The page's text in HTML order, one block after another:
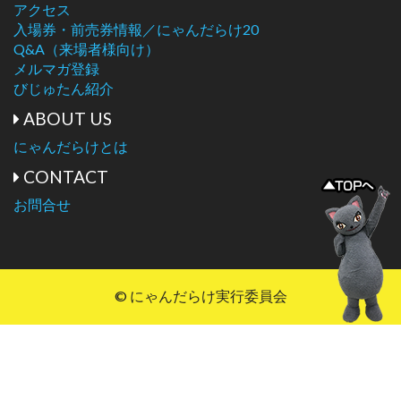
アクセス
入場券・前売券情報／にゃんだらけ20
Q&A（来場者様向け）
メルマガ登録
びじゅたん紹介
ABOUT US
にゃんだらけとは
CONTACT
お問合せ
© にゃんだらけ実行委員会